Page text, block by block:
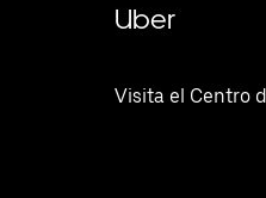
Uber
Visita el Centro